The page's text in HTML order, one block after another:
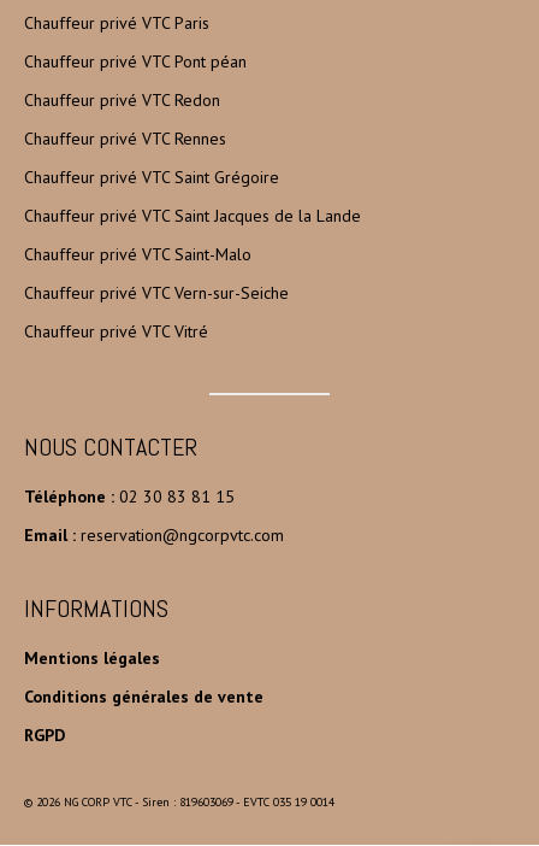
Chauffeur privé VTC Paris
Chauffeur privé VTC Pont péan
Chauffeur privé VTC Redon
Chauffeur privé VTC Rennes
Chauffeur privé VTC Saint Grégoire
Chauffeur privé VTC Saint Jacques de la Lande
Chauffeur privé VTC Saint-Malo
Chauffeur privé VTC Vern-sur-Seiche
Chauffeur privé VTC Vitré
NOUS CONTACTER
Téléphone : 02 30 83 81 15
Email : reservation@ngcorpvtc.com
INFORMATIONS
Mentions légales
Conditions générales de vente
RGPD
© 2026 NG CORP VTC - Siren : 819603069 - EVTC 035 19 0014